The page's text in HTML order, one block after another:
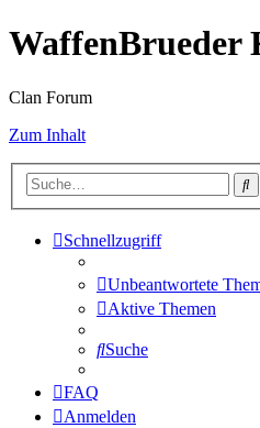
WaffenBrueder
Clan Forum
Zum Inhalt
Schnellzugriff
Unbeantwortete
Aktive Themen
Suche
FAQ
Anmelden